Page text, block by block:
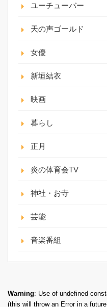
ユーチューバー
天の声ゴールド
女優
新垣結衣
映画
暮らし
正月
炎の体育会TV
神社・お寺
芸能
音楽番組
Warning: Use of undefined
(this will throw an Error in a